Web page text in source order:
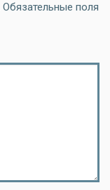
Обязательные поля